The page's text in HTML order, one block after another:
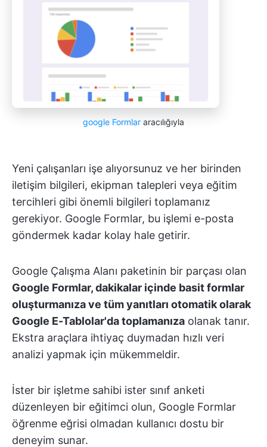
google Formlar aracılığıyla
Yeni çalışanları işe alıyorsunuz ve her birinden
iletişim bilgileri, ekipman talepleri veya eğitim
tercihleri gibi önemli bilgileri toplamanız
gerekiyor. Google Formlar, bu işlemi e-posta
göndermek kadar kolay hale getirir.
Google Çalışma Alanı paketinin bir parçası olan
Google Formlar, dakikalar içinde basit formlar
oluşturmanıza ve tüm yanıtları otomatik olarak
Google E-Tablolar'da toplamanıza olanak tanır.
Ekstra araçlara ihtiyaç duymadan hızlı veri
analizi yapmak için mükemmeldir.
İster bir işletme sahibi ister sınıf anketi
düzenleyen bir eğitimci olun, Google Formlar
öğrenme eğrisi olmadan kullanıcı dostu bir
deneyim sunar.